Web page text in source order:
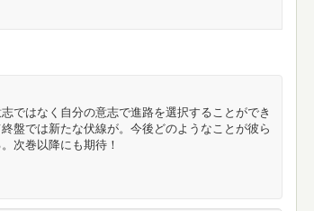
はなく自分の意志で進路を選択することができ
盤では新たな伏線が。今後どのようなことが彼ら
次巻以降にも期待！